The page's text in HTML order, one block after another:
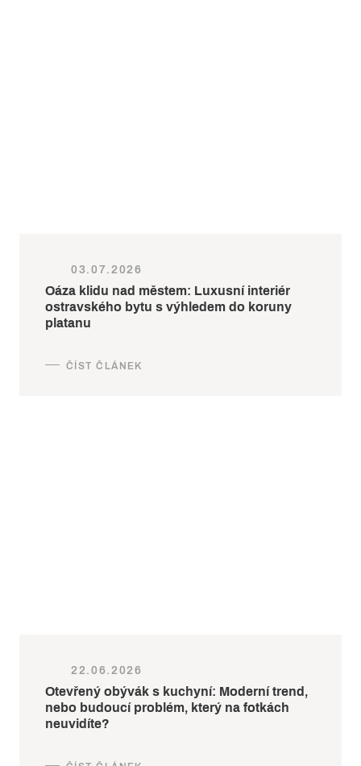
03.07.2026
Oáza klidu nad městem: Luxusní interiér
ostravského bytu s výhledem do koruny
platanu
22.06.2026
Otevřený obývák s kuchyní: Moderní trend,
nebo budoucí problém, který na fotkách
neuvidíte?